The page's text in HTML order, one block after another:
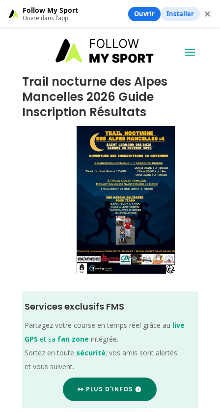
Trail nocturne des Alpes
Mancelles 2026 Guide
Inscription Résultats
Services exclusifs FMS
Partagez votre course en temps réel grâce au live
GPS et sa fan zone intégrée.
Sortez en toute sécurité; vos amis sont alertés
et vous suivent.
👀 PLUS D'INFOS
Follow My Sport
Ouvre dans l’app Ouvrir Installer ✕